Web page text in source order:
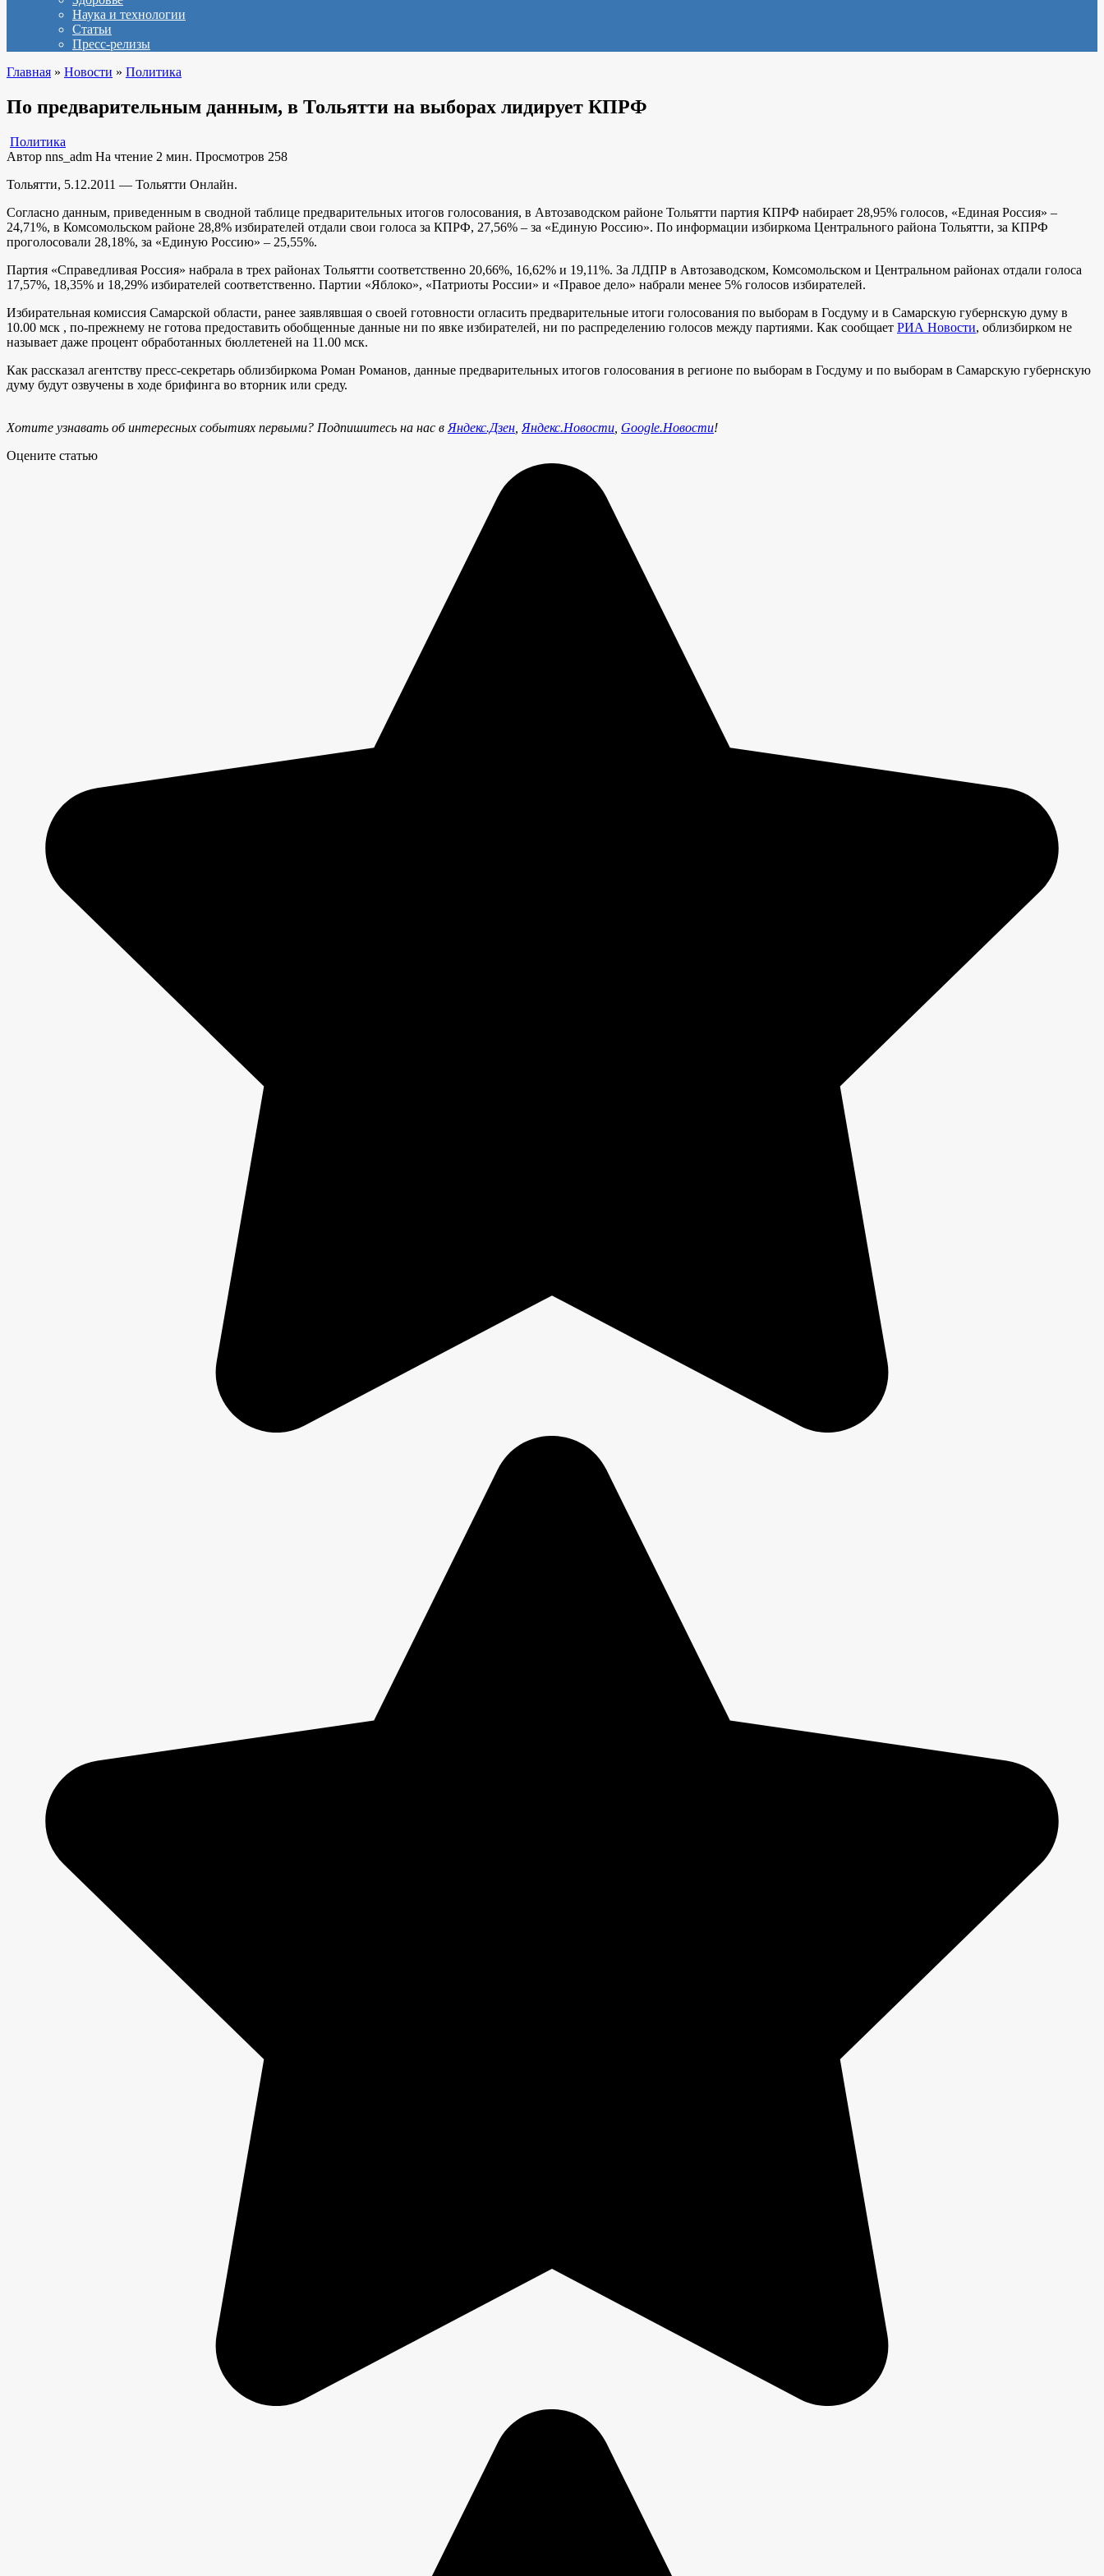
Наука и технологии
Статьи
Пресс-релизы
Главная » Новости » Политика
По предварительным данным, в Тольятти на выборах лидирует КПРФ
Политика
Автор nns_adm На чтение 2 мин. Просмотров 258
Тольятти, 5.12.2011 — Тольятти Онлайн.
Согласно данным, приведенным в сводной таблице предварительных итогов голосования, в Автозаводском районе Тольятти партия КПРФ набирает 28,95% голосов, «Единая Россия» –
24,71%, в Комсомольском районе 28,8% избирателей отдали свои голоса за КПРФ, 27,56% – за «Единую Россию». По информации избиркома Центрального района Тольятти, за КПРФ
проголосовали 28,18%, за «Единую Россию» – 25,55%.
Партия «Справедливая Россия» набрала в трех районах Тольятти соответственно 20,66%, 16,62% и 19,11%. За ЛДПР в Автозаводском, Комсомольском и Центральном районах отдали голоса
17,57%, 18,35% и 18,29% избирателей соответственно. Партии «Яблоко», «Патриоты России» и «Правое дело» набрали менее 5% голосов избирателей.
Избирательная комиссия Самарской области, ранее заявлявшая о своей готовности огласить предварительные итоги голосования по выборам в Госдуму и в Самарскую губернскую думу в
10.00 мск , по-прежнему не готова предоставить обобщенные данные ни по явке избирателей, ни по распределению голосов между партиями. Как сообщает РИА Новости, облизбирком не
называет даже процент обработанных бюллетеней на 11.00 мск.
Как рассказал агентству пресс-секретарь облизбиркома Роман Романов, данные предварительных итогов голосования в регионе по выборам в Госдуму и по выборам в Самарскую губернскую
думу будут озвучены в ходе брифинга во вторник или среду.
Хотите узнавать об интересных событиях первыми? Подпишитесь на нас в Яндекс.Дзен Яндекс.Новости Google.Новости!
Оцените статью